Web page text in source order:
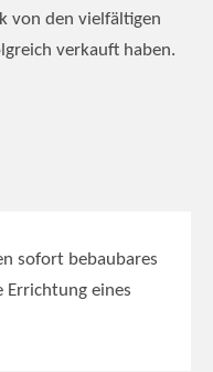
von den vielfältigen
verkauft haben.
sofort bebaubares
eines